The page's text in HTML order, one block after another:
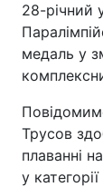
28-річний
медаль у
Трусов
плаванні
у